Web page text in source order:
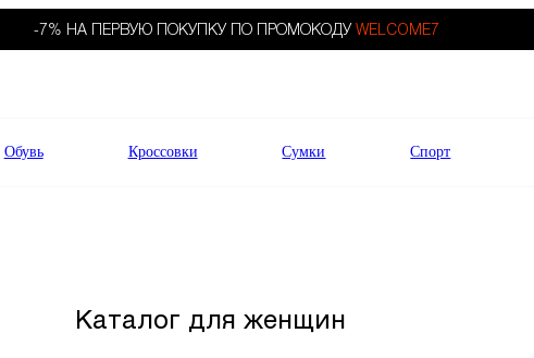
-7% НА ПЕРВУЮ ПОКУПКУ ПО ПРОМОКОДУ WELCOME7
Обувь Кроссовки Сумки Спорт
Каталог для женщин